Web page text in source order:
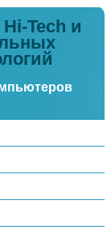
Tech и